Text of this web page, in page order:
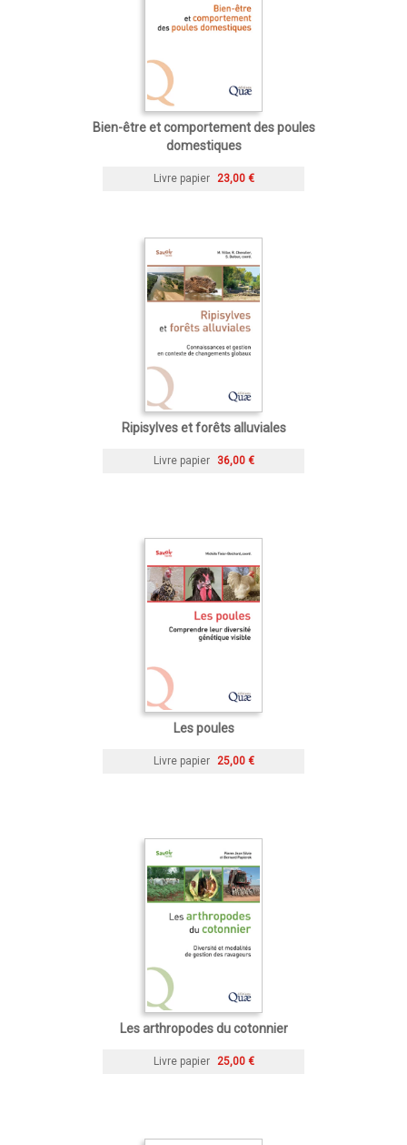
Bien-être et comportement des poules
domestiques
Livre papier 23,00 €
Ripisylves et forêts alluviales
Livre papier 36,00 €
Les poules
Livre papier 25,00 €
Les arthropodes du cotonnier
Livre papier 25,00 €